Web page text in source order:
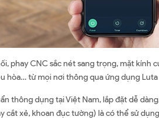
phay CNC sắc nét sang trọng, mặt
hòa… từ mọi nơi thông qua ứng dụng
thông dụng tại Việt Nam, lắp đặt dễ
cắt xẻ, khoan đục tường) là có thể sử